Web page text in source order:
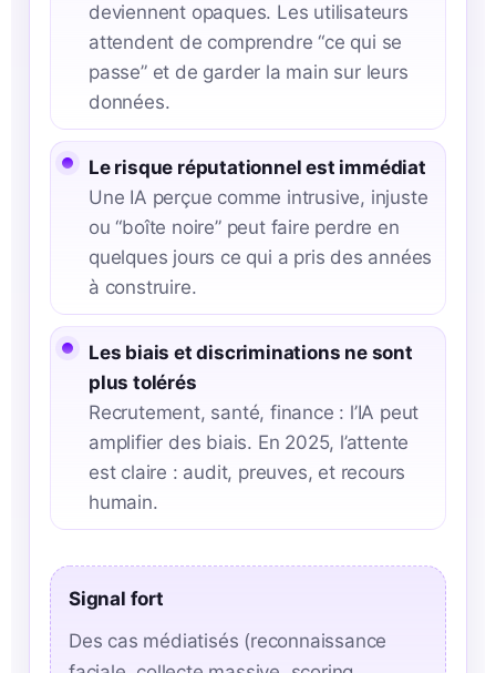
deviennent opaques. Les utilisateurs
attendent de comprendre “ce qui se
passe” et de garder la main sur leurs
données.
Le risque réputationnel est immédiat
Une IA perçue comme intrusive, injuste
ou “boîte noire” peut faire perdre en
quelques jours ce qui a pris des années
à construire.
Les biais et discriminations ne sont
plus tolérés
Recrutement, santé, finance : l’IA peut
amplifier des biais. En 2025, l’attente
est claire : audit, preuves, et recours
humain.
Signal fort
Des cas médiatisés (reconnaissance